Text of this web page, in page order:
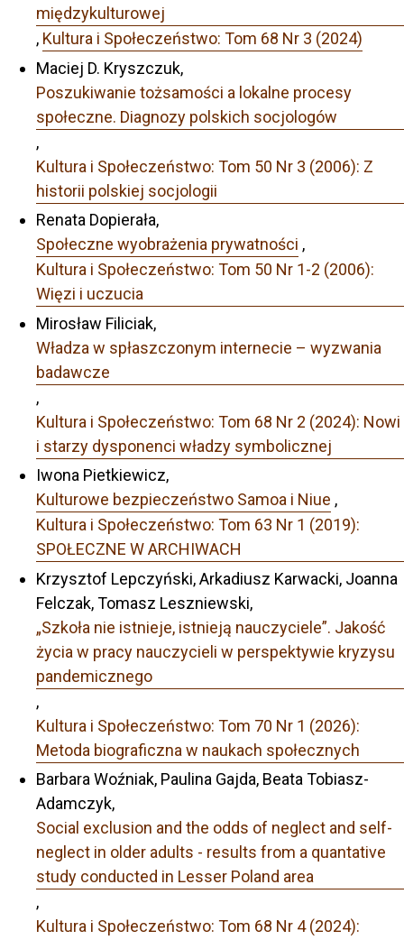
międzykulturowej
, Kultura i Społeczeństwo: Tom 68 Nr 3 (2024)
Maciej D. Kryszczuk,
Poszukiwanie tożsamości a lokalne procesy
społeczne. Diagnozy polskich socjologów
,
Kultura i Społeczeństwo: Tom 50 Nr 3 (2006): Z
historii polskiej socjologii
Renata Dopierała,
Społeczne wyobrażenia prywatności ,
Kultura i Społeczeństwo: Tom 50 Nr 1-2 (2006):
Więzi i uczucia
Mirosław Filiciak,
Władza w spłaszczonym internecie – wyzwania
badawcze
,
Kultura i Społeczeństwo: Tom 68 Nr 2 (2024): Nowi
i starzy dysponenci władzy symbolicznej
Iwona Pietkiewicz,
Kulturowe bezpieczeństwo Samoa i Niue ,
Kultura i Społeczeństwo: Tom 63 Nr 1 (2019):
SPOŁECZNE W ARCHIWACH
Krzysztof Lepczyński, Arkadiusz Karwacki, Joanna
Felczak, Tomasz Leszniewski,
„Szkoła nie istnieje, istnieją nauczyciele”. Jakość
życia w pracy nauczycieli w perspektywie kryzysu
pandemicznego
,
Kultura i Społeczeństwo: Tom 70 Nr 1 (2026):
Metoda biograficzna w naukach społecznych
Barbara Woźniak, Paulina Gajda, Beata Tobiasz-
Adamczyk,
Social exclusion and the odds of neglect and self-
neglect in older adults - results from a quantative
study conducted in Lesser Poland area
,
Kultura i Społeczeństwo: Tom 68 Nr 4 (2024):